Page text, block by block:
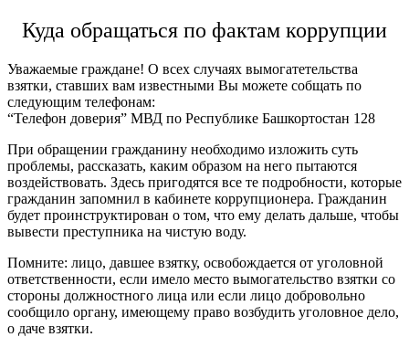
Куда обращаться по фактам коррупции
Уважаемые граждане! О всех случаях вымогатетельства
взятки, ставших вам известными Вы можете собщать по
следующим телефонам:
“Телефон доверия” МВД по Республике Башкортостан 128
При обращении гражданину необходимо изложить суть
проблемы, рассказать, каким образом на него пытаются
воздействовать. Здесь пригодятся все те подробности, которые
гражданин запомнил в кабинете коррупционера. Гражданин
будет проинструктирован о том, что ему делать дальше, чтобы
вывести преступника на чистую воду.
Помните: лицо, давшее взятку, освобождается от уголовной
ответственности, если имело место вымогательство взятки со
стороны должностного лица или если лицо добровольно
сообщило органу, имеющему право возбудить уголовное дело,
о даче взятки.